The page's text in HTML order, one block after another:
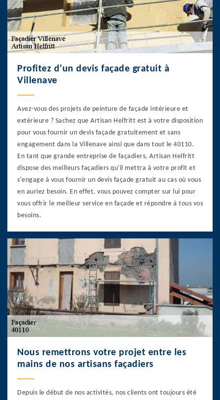
Profitez d’un devis façade gratuit à
Villenave
Avez-vous des projets de peinture de façade intérieure et
extérieure ? Sachez que Artisan Helfritt est à votre disposition
pour vous fournir un devis façade gratuitement et sans
engagement dans la Villenave ainsi que dans tout le 40110.
En tant que grande entreprise de façadiers, Artisan Helfritt
dispose des meilleurs façadiers qu'il mettra à votre profit et
s'engage à vous fournir un devis façade gratuit au cas où vous
en auriez besoin. En effet, vous pouvez compter sur lui pour
vous offrir le meilleur service en façade et répondre à tous vos
besoins.
Nous remettrons votre projet entre les
mains de nos artisans façadiers
Depuis le début de nos activités, nos clients ont toujours été